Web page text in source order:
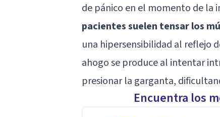
de pánico en el momento de la
pacientes suelen tensar los
una hipersensibilidad al reflejo
ahogo se produce al intentar
presionar la garganta,
Encuentra los